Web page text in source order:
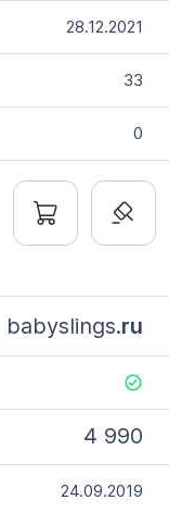
28.12.2021
33
0
babyslings.ru
4 990
24.09.2019